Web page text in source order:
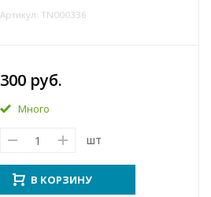
Артикул: TN000336
300 руб.
Много
шт
В КОРЗИНУ